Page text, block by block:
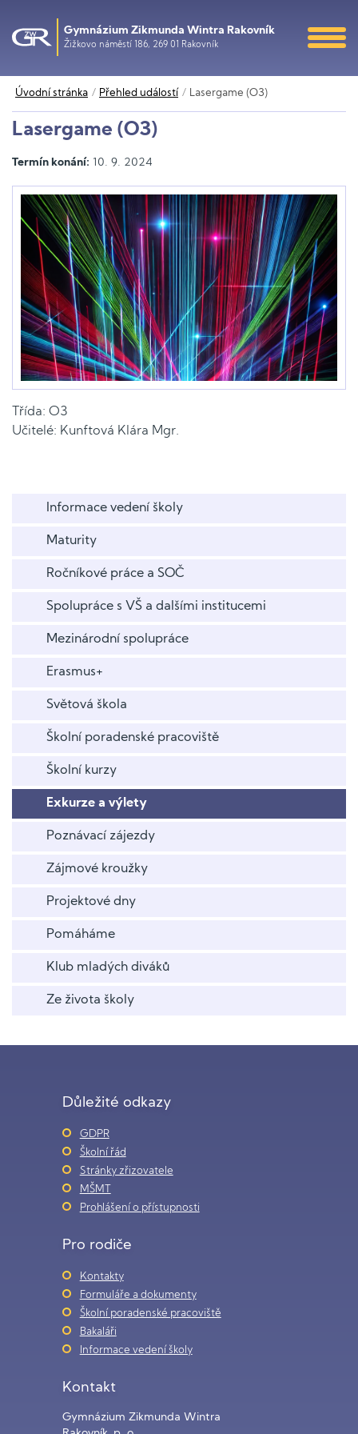
Gymnázium Zikmunda Wintra Rakovník
Žižkovo náměstí 186, 269 01 Rakovník
Úvodní stránka Přehled událostí Lasergame (O3)
Lasergame (O3)
Termín konání: 10. 9. 2024
Třída: O3
Učitelé: Kunftová Klára Mgr.
Informace vedení školy
Maturity
Ročníkové práce a SOČ
Spolupráce s VŠ a dalšími institucemi
Mezinárodní spolupráce
Erasmus+
Světová škola
Školní poradenské pracoviště
Školní kurzy
Exkurze a výlety
Poznávací zájezdy
Zájmové kroužky
Projektové dny
Pomáháme
Klub mladých diváků
Ze života školy
Důležité odkazy
GDPR
Školní řád
Stránky zřizovatele
MŠMT
Prohlášení o přístupnosti
Pro rodiče
Kontakty
Formuláře a dokumenty
Školní poradenské pracoviště
Bakaláři
Informace vedení školy
Kontakt
Gymnázium Zikmunda Wintra